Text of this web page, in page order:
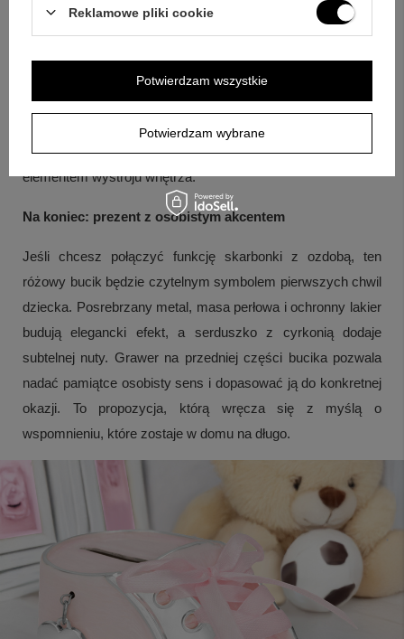
ytanie:Co zawiera zestaw?
W zestawie
znajduje się skarbonka różowy bucik, grawer na przedniej
części bucika oraz pudełko tekturowe od producenta.
ytanie:Czy ten model sprawdzi się jako pamiątka na
Odpowiedź:
Tak, jest opisywany jako
pamiątka z okazji chrztu lub roczku i może być jednocześnie
elementem wystroju wnętrza.
Na koniec: prezent z osobistym akcentem
Jeśli chcesz połączyć funkcję skarbonki z ozdobą, ten
różowy bucik będzie czytelnym symbolem pierwszych chwil
dziecka. Posrebrzany metal, masa perłowa i ochronny lakier
budują elegancki efekt, a serduszko z cyrkonią dodaje
subtelnej nuty. Grawer na przedniej części bucika pozwala
nadać pamiątce osobisty sens i dopasować ją do konkretnej
okazji. To propozycja, którą wręcza się z myślą o
wspomnieniu, które zostaje w domu na długo.
Reklamowe pliki cookie
Potwierdzam wybrane
Potwierdzam wszystkie